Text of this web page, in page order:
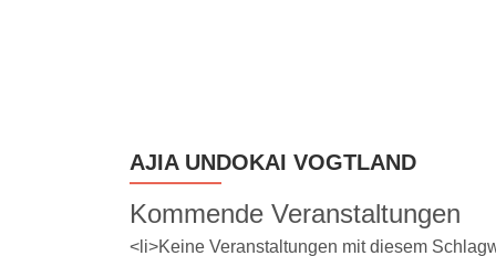
AJIA UNDOKAI VOGTLAND
Kommende Veranstaltungen
<li>Keine Veranstaltungen mit diesem